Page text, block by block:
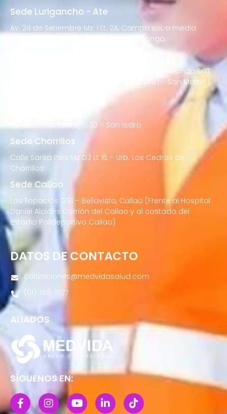
Sede Lurigancho - Ate
Av. 24 de Setiembre Mz. I Lt. 2A, Campo sol, a media
cuadra del Paradero Cabana, Carapongo.
Av. Francisco Bolognesi Nro. 101 Urb. Mesa Redonda SCT
02 (Esquina con Av. Gerardo Unger 7049) – San Martin
Javier Prado Este N°1530 – San Isidro
Sede Chorrillos
Calle Santa Inés Mz D3 Lt 16 – Urb. Los Cedros de
Chorrillos
Sede Callao
Los Topacios 1291 – Bellavista, Callao (Frente al Hospital
Daniel Alcides Carrión del Callao y al costado del
Estadio Polideportivo Callao)
DATOS DE CONTACTO
cotizaciones@medvidasalud.com
(01) 748-1577
ALIADOS
SÍGUENOS EN: